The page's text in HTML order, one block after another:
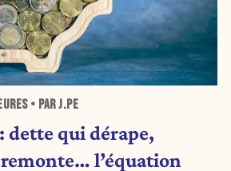
• PAR J.PE
dette qui dérape,
l’équation